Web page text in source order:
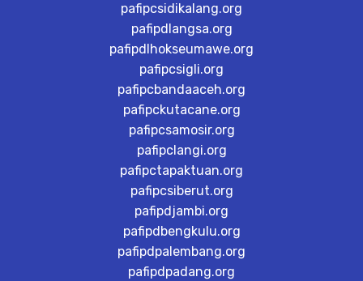
pafipcsidikalang.org
pafipdlangsa.org
pafipdlhokseumawe.org
pafipcsigli.org
pafipcbandaaceh.org
pafipckutacane.org
pafipcsamosir.org
pafipclangi.org
pafipctapaktuan.org
pafipcsiberut.org
pafipdjambi.org
pafipdbengkulu.org
pafipdpalembang.org
pafipdpadang.org